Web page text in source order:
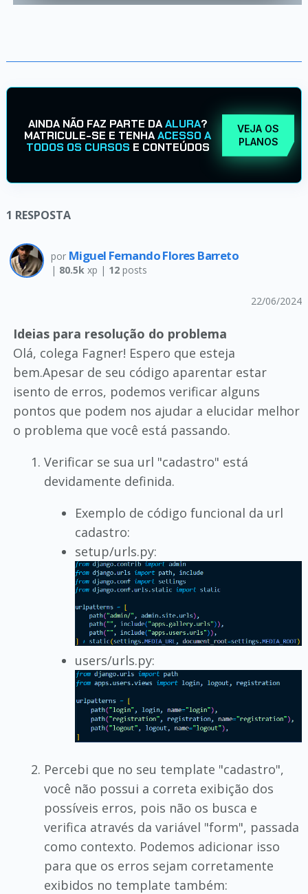
AINDA NÃO FAZ PARTE DAALURA?
MATRICULE-SE E TENHAACESSO A
TODOS OS CURSOS E CONTEÚDOS
VEJA OS
PLANOS
1 RESPOSTA
por Miguel Fernando Flores Barreto
| 80.5kxp | 12posts
22/06/2024
Ideias para resolução do problema
Olá, colega Fagner! Espero que esteja
bem.Apesar de seu código aparentar estar
isento de erros, podemos verificar alguns
pontos que podem nos ajudar a elucidar melhor
o problema que você está passando.
Verificar se sua url "cadastro" está
devidamente definida.
Exemplo de código funcional da url
cadastro:
setup/urls.py:
users/urls.py:
Percebi que no seu template "cadastro",
você não possui a correta exibição dos
possíveis erros, pois não os busca e
verifica através da variável "form", passada
como contexto. Podemos adicionar isso
para que os erros sejam corretamente
exibidos no template também: